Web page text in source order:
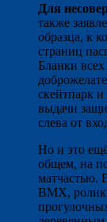
Для
также
образца, к
страниц
Бланки
скейтпарк
выдачи
слева от
Но и это
общем, на
матчастью.
ВМХ,